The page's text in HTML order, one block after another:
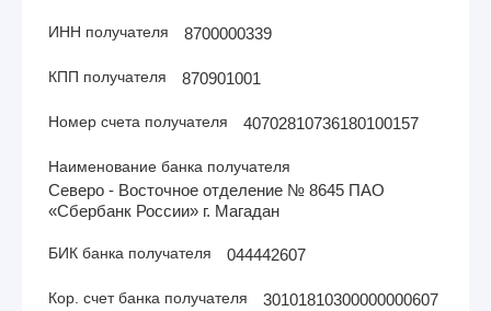
ИНН получателя 8700000339
КПП получателя 870901001
Номер счета получателя 40702810736180100157
Наименование банка получателя
Северо - Восточное отделение № 8645 ПАО
«Сбербанк России» г. Магадан
БИК банка получателя 044442607
Кор. счет банка получателя 30101810300000000607